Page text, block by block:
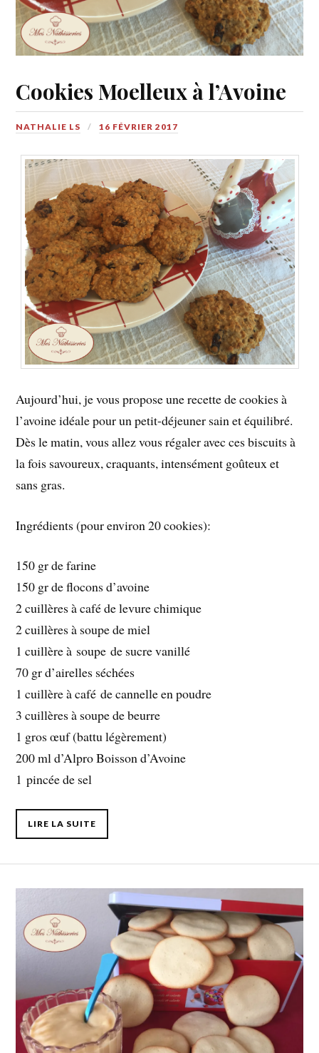
Cookies Moelleux à l’Avoine
NATHALIE LS 16 FÉVRIER 2017
Aujourd’hui, je vous propose une recette de cookies à
l’avoine idéale pour un petit-déjeuner sain et équilibré.
Dès le matin, vous allez vous régaler avec ces biscuits à
la fois savoureux, craquants, intensément goûteux et
sans gras.
Ingrédients (pour environ 20 cookies):
150 gr de farine
150 gr de flocons d’avoine
2 cuillères à café de levure chimique
2 cuillères à soupe de miel
1 cuillère à soupe de sucre vanillé
70 gr d’airelles séchées
1 cuillère à café de cannelle en poudre
3 cuillères à soupe de beurre
1 gros œuf (battu légèrement)
200 ml d’Alpro Boisson d’Avoine
1 pincée de sel
LIRE LA SUITE